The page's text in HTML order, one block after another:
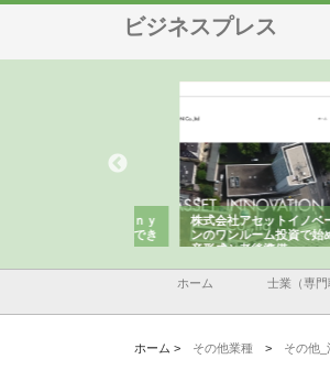
ビジネスプレス
株式会社アセットイノベーショ
ンのワンルーム投資で始める資
産形成と老後準備
ホーム 士業（専門
ホーム > その他業種 > その他